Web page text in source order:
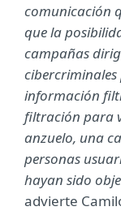
comunicación
que la
campañas
información
filtración para
anzuelo, una
personas
hayan sido
advierte